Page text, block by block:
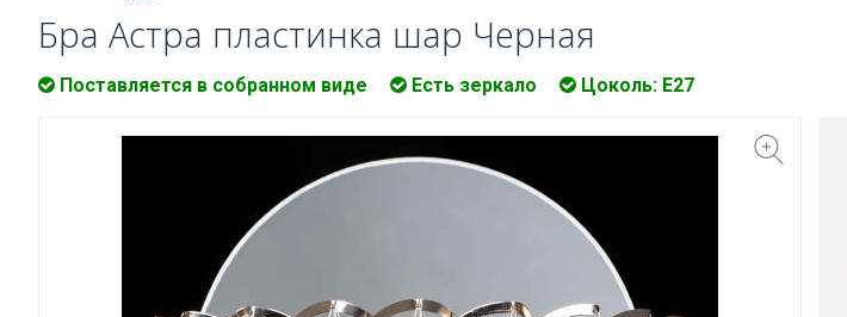
Бра Астра пластинка шар Черная
Поставляется в собранном виде Есть зеркало Цоколь: Е27